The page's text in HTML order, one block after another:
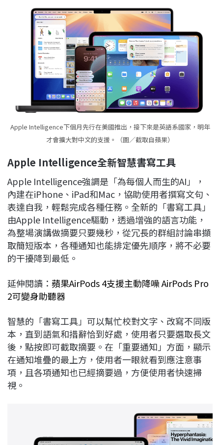
Apple Intelligence下個月先行在美國推出，接下來是英語系國家，明年
才會擴大對中文的支援。（圖／截取自蘋果）
Apple Intelligence全新智慧書寫工具
Apple Intelligence強調是「為每個人而生的AI」，
內建在iPhone、iPad和Mac，協助使用者撰寫文句、
表達自我，輕鬆完成各種任務。全新的「書寫工具」
由Apple Intelligence驅動，透過增強的語言功能，
為整場演講做摘要只要幾秒，從冗長的群組討論串擷
取簡短版本，各種通知也能排定優先順序，將不必要
的干擾降到最低。
延伸閱讀： 蘋果AirPods 4支援主動降噪 AirPods Pro
2可變身助聽器
智慧的「書寫工具」可以幫忙校對文字、改寫不同版
本，直到語氣和措辭恰到好處，使用者只要選取長文
後，點按即可截取摘要。在「重要通知」方面，顯示
在通知堆疊的最上方，使用者一眼就看到應注意事
項，且各項通知也已經摘要過，方便使用者快速掃
視。